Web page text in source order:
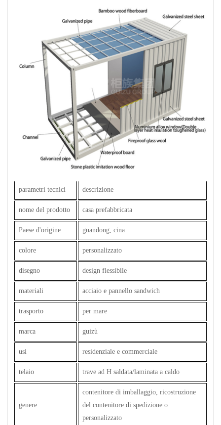
parametri tecnici descrizione
nome del prodotto casa prefabbricata
Paese d'origine guandong, cina
colore personalizzato
disegno design flessibile
materiali acciaio e pannello sandwich
trasporto per mare
marca guizù
usi residenziale e commerciale
telaio trave ad H saldata/laminata a caldo
genere
contenitore di imballaggio, ricostruzione
del contenitore di spedizione o
personalizzato